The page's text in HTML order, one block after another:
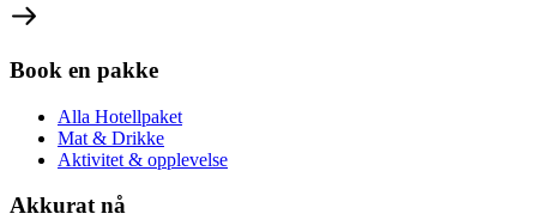
Book en pakke
Alla Hotellpaket
Mat & Drikke
Aktivitet & opplevelse
Akkurat nå